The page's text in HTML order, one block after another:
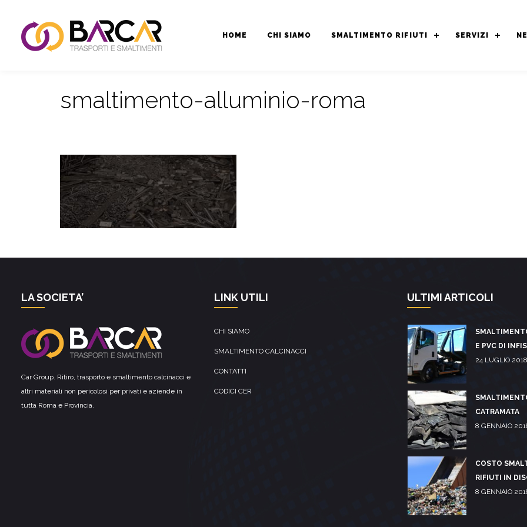
HOME CHI SIAMO SMALTIMENTO RIFIUTI SERVIZI
smaltimento-alluminio-roma
LA SOCIETA’
Car Group. Ritiro, trasporto e smaltimento calcinacci e
altri materiali non pericolosi per privati e aziende in
tutta Roma e Provincia.
LINK UTILI
CHI SIAMO
SMALTIMENTO CALCINACCI
CONTATTI
CODICI CER
ULTIMI ARTICOLI
E PVC DI
24 LUGLIO 2018
CATRAMATA
8 GENNAIO
COSTO
RIFIUTI IN
8 GENNAIO